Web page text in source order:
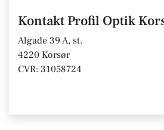
Kontakt Profil Optik
Algade 39 A, st.
4220 Korsør
CVR: 31058724